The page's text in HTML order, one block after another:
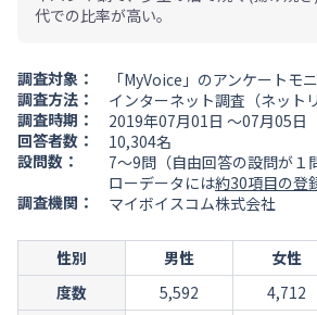
代での比率が高い。
調査対象：
「MyVoice」のアンケートモ
調査方法：
インターネット調査（ネット
調査時期：
2019年07月01日 ～07月05日
回答者数：
10,304名
設問数：
7～9問（自由回答の設問が１
ローデータには約30項目の登
調査機関：
マイボイスコム株式会社
性別 男性 女性
度数
5,592 4,712